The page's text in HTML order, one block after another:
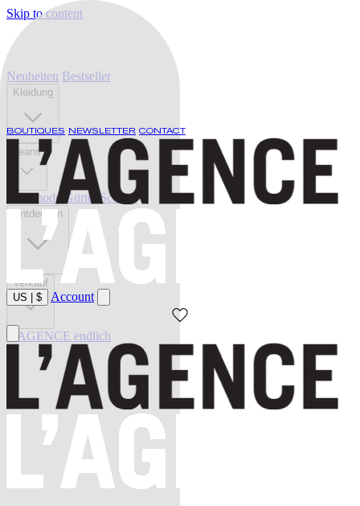
Skip to content
BOUTIQUES NEWSLETTER CONTACT
US $ Account
Neuheiten Bestseller
Kleidung
Jeans
Bademode Gürtel Schuhe
Entdecken
Verkauf
L'AGENCE endlich